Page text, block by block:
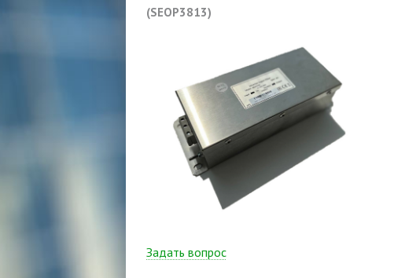
(SEOP3813)
Задать вопрос